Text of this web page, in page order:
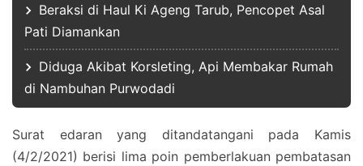
Beraksi di Haul Ki Ageng Tarub, Pencopet Asal
Pati Diamankan
Diduga Akibat Korsleting, Api Membakar Rumah
di Nambuhan Purwodadi
Surat edaran yang ditandatangani pada Kamis
(4/2/2021) berisi lima poin pemberlakuan pembatasan